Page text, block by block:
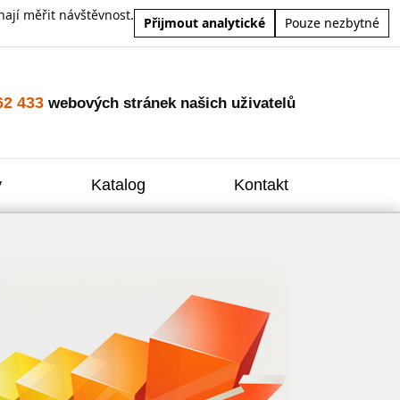
měřit návštěvnost.
Přijmout analytické Pouze nezbytné
433 webových stránek našich uživatelů
Katalog Kontakt